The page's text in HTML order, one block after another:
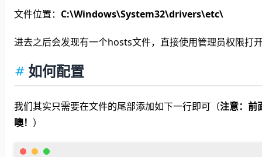
文件位置： C:\Windows\System32\drivers\etc\
进去之后会发现有一个hosts文件，直接使用管理员权限打
如何配置
我们其实只需要在文件的尾部添加如下一行即可（注意：前
噢！ ）